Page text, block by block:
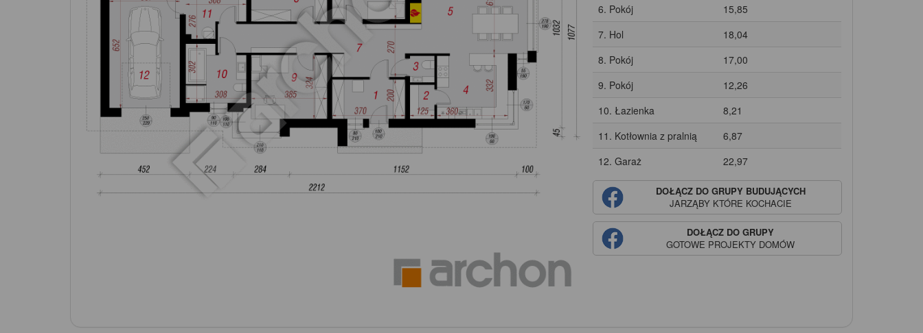
6. Pokój
15,85
7. Hol
18,04
8. Pokój
17,00
9. Pokój
12,26
10. Łazienka
8,21
11. Kotłownia z pralnią
6,87
12. Garaż
22,97
DOŁĄCZ DO GRUPY BUDUJĄCYCH
JARZĄBYKTÓRE KOCHACIE
DOŁĄCZ DO GRUPY
GOTOWE PROJEKTY DOMÓW